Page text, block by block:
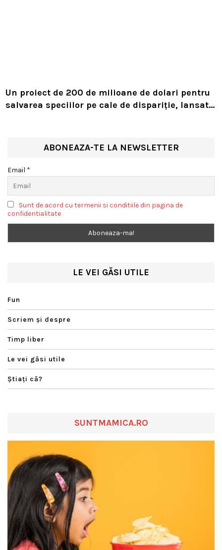
Un proiect de 200 de milioane de dolari pentru
salvarea speciilor pe cale de dispariție, lansat
ABONEAZA-TE LA NEWSLETTER
Email *
Sunt de acord cu termenii si conditiile din pagina de
confidentialitate
LE VEI GĂSI UTILE
Fun
Scriem şi despre
Timp liber
Le vei găsi utile
Ştiaţi că?
SUNTMAMICA.RO